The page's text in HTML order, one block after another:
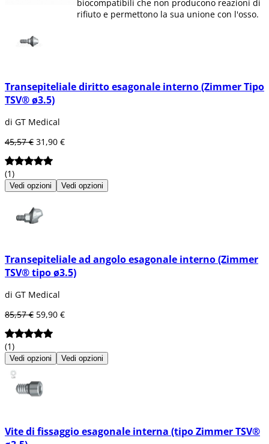
biocompatibili che non producono reazioni di
rifiuto e permettono la sua unione con l'osso.
materiale ceramico).
Un impianto dentale è un elemento
progettato per sostituire la radice che manca
titanio, di lega o di ceramica. Generalmente, il
artificiale agisce come base per la parte
Tipi di impianti
Transepiteliale diritto esagonale interno (Zimmer Tipo
TSV® ø3.5)
di GT Medical
45,57 € 31,90 €
(1)
Vedi opzioni Vedi opzioni
Transepiteliale ad angolo esagonale interno (Zimmer
TSV® tipo ø3.5)
di GT Medical
85,57 € 59,90 €
(1)
Vedi opzioni Vedi opzioni
Vite di fissaggio esagonale interna (tipo Zimmer TSV®